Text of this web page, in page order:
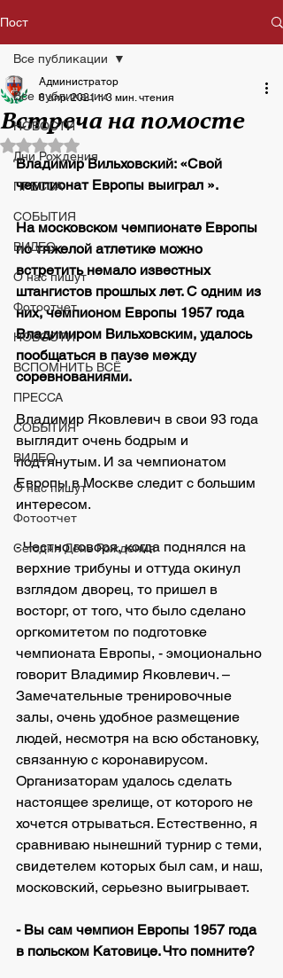
Пост
Все публикации
НОВОСТИ
Дни Рождения
ПРЕССА
СОБЫТИЯ
ВИДЕО
О нас пишут
Фотоотчет
НОВОСТИ
ВСПОМНИТЬ ВСЁ
ПРЕССА
СОБЫТИЯ
ВИДЕО
О нас пишут
Фотоотчет
Сегодня День Рождения
Все публикации
Встреча на помосте
Администратор
8 апр. 2021 г. 3 мин. чтения
Оценка: не число из 5 звезд.
Владимир Вильховский: «Свой
чемпионат Европы выиграл ».
На московском чемпионате Европы
по тяжелой атлетике можно
встретить немало известных
штангистов прошлых лет. С одним из
них, чемпионом Европы 1957 года
Владимиром Вильховским, удалось
пообщаться в паузе между
соревнованиями.
Владимир Яковлевич в свои 93 года
выглядит очень бодрым и
подтянутым. И за чемпионатом
Европы в Москве следит с большим
интересом.
- Честно говоря, когда поднялся на
верхние трибуны и оттуда окинул
взглядом дворец, то пришел в
восторг, от того, что было сделано
оргкомитетом по подготовке
чемпионата Европы, - эмоционально
говорит Владимир Яковлевич. –
Замечательные тренировочные
залы, очень удобное размещение
людей, несмотря на всю обстановку,
связанную с коронавирусом.
Организаторам удалось сделать
настоящее зрелище, от которого не
хочется отрываться. Естественно, я
сравниваю нынешний турнир с теми,
свидетелем которых был сам, и наш,
московский, серьезно выигрывает.
- Вы сам чемпион Европы 1957 года
в польском Катовице. Что помните?